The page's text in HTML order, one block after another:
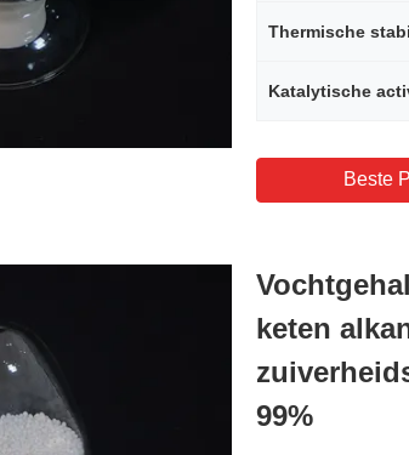
Thermische
Katalytische
Beste
keten
99%